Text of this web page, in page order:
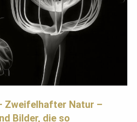
Zweifelhafter Natur –
Bilder, die so